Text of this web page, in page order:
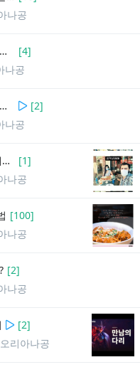
나공
이번 월즈도 한국이 우승할 확률이 높아보임 [4]
나공
제우스 전령 운전 개인화면 ㅋㅋㅋㅋㅋㅋㅋ우스 전령 운전 개인화면 ㅋㅋㅋㅋㅋㅋㅋ [2]
나공
9년간 기념일마다 똑같은 식당에간 커플의 최후 [1]
나공
[100]
나공
[2]
나공
[2]
오리아나공